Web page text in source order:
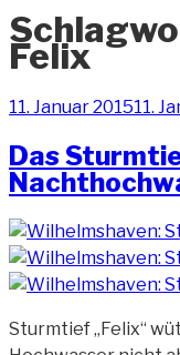
Felix
Veröffentlicht
11. Januar 201511.
Das
Sturmtief „Felix“